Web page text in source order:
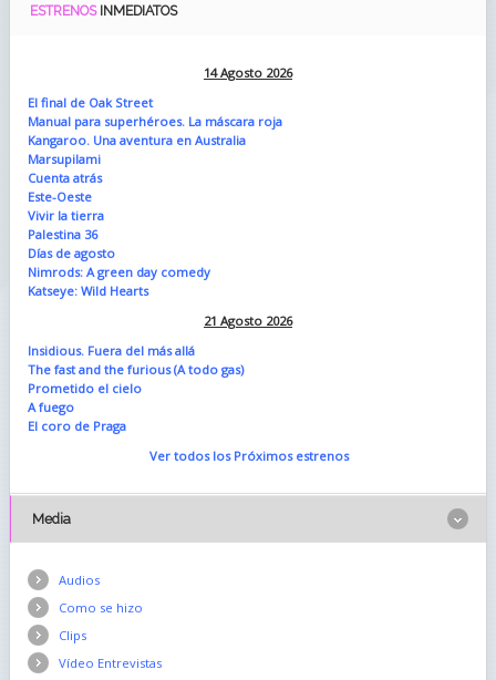
ESTRENOS INMEDIATOS
14 Agosto 2026
El final de Oak Street
Manual para superhéroes. La máscara roja
Kangaroo. Una aventura en Australia
Marsupilami
Cuenta atrás
Este-Oeste
Vivir la tierra
Palestina 36
Días de agosto
Nimrods: A green day comedy
Katseye: Wild Hearts
21 Agosto 2026
Insidious. Fuera del más allá
The fast and the furious (A todo gas)
Prometido el cielo
A fuego
El coro de Praga
Ver todos los Próximos estrenos
Media
Audios
Como se hizo
Clips
Vídeo Entrevistas